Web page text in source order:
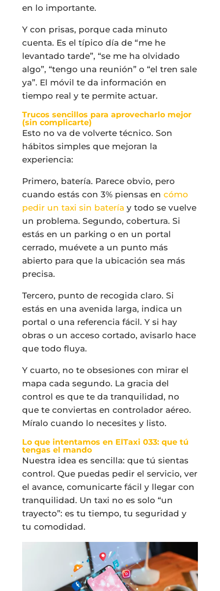
en lo importante.
Y con prisas, porque cada minuto
cuenta. Es el típico día de “me he
levantado tarde”, “se me ha olvidado
algo”, “tengo una reunión” o “el tren sale
ya”. El móvil te da información en
tiempo real y te permite actuar.
Trucos sencillos para aprovecharlo mejor
(sin complicarte)
Esto no va de volverte técnico. Son
hábitos simples que mejoran la
experiencia:
Primero, batería. Parece obvio, pero
cuando estás con 3% piensas en cómo
pedir un taxi sin batería y todo se vuelve
un problema. Segundo, cobertura. Si
estás en un parking o en un portal
cerrado, muévete a un punto más
abierto para que la ubicación sea más
precisa.
Tercero, punto de recogida claro. Si
estás en una avenida larga, indica un
portal o una referencia fácil. Y si hay
obras o un acceso cortado, avisarlo hace
que todo fluya.
Y cuarto, no te obsesiones con mirar el
mapa cada segundo. La gracia del
control es que te da tranquilidad, no
que te conviertas en controlador aéreo.
Míralo cuando lo necesites y listo.
Lo que intentamos en ElTaxi 033: que tú
tengas el mando
Nuestra idea es sencilla: que tú sientas
control. Que puedas pedir el servicio, ver
el avance, comunicarte fácil y llegar con
tranquilidad. Un taxi no es solo “un
trayecto”: es tu tiempo, tu seguridad y
tu comodidad.